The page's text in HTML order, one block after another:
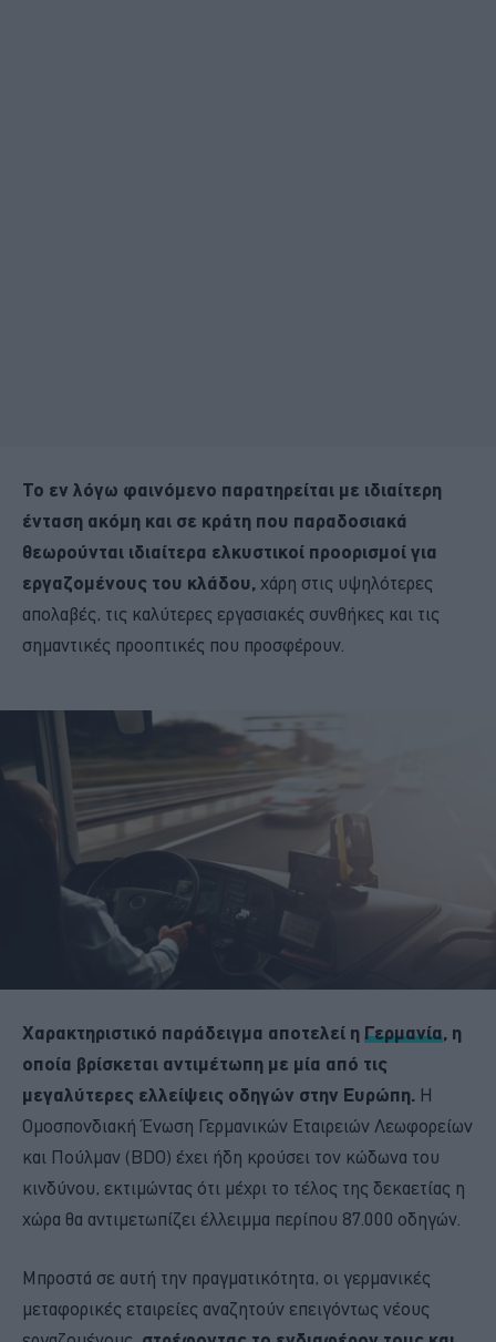
Το εν λόγω φαινόμενο παρατηρείται με ιδιαίτερη
ένταση ακόμη και σε κράτη που παραδοσιακά
θεωρούνται ιδιαίτερα ελκυστικοί προορισμοί για
εργαζομένους του κλάδου, χάρη στις υψηλότερες
απολαβές, τις καλύτερες εργασιακές συνθήκες και τις
σημαντικές προοπτικές που προσφέρουν.
Χαρακτηριστικό παράδειγμα αποτελεί η Γερμανία, η
οποία βρίσκεται αντιμέτωπη με μία από τις
μεγαλύτερες ελλείψεις οδηγών στην Ευρώπη. Η
Ομοσπονδιακή Ένωση Γερμανικών Εταιρειών Λεωφορείων
και Πούλμαν (BDO) έχει ήδη κρούσει τον κώδωνα του
κινδύνου, εκτιμώντας ότι μέχρι το τέλος της δεκαετίας η
χώρα θα αντιμετωπίζει έλλειμμα περίπου 87.000 οδηγών.
Μπροστά σε αυτή την πραγματικότητα, οι γερμανικές
μεταφορικές εταιρείες αναζητούν επειγόντως νέους